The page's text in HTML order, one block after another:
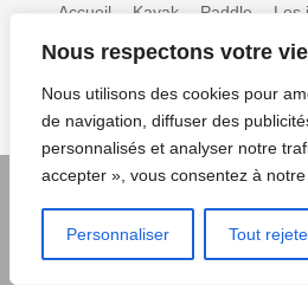
Nous respectons votre
Nous utilisons des cookies pour
de navigation, diffuser des
personnalisés et analyser notre
accepter », vous consentez à
Personnaliser Tout
Accueil Kayak Paddle Les
Préparer sa sortie Tarifs
Contact / Résa Mentions
© Copyright 2022 Calanco kayak